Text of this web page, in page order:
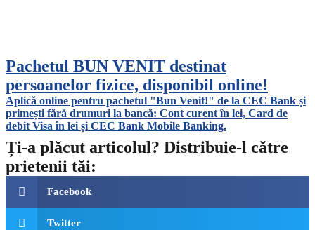
Pachetul BUN VENIT destinat
persoanelor fizice, disponibil online!
Aplică online pentru pachetul "Bun Venit!" de la CEC Bank și
primești fără drumuri la bancă: Cont curent în lei, Card de
debit Visa în lei și CEC Bank Mobile Banking.​
Ți-a plăcut articolul? Distribuie-l către
prietenii tăi:
Facebook
Twitter